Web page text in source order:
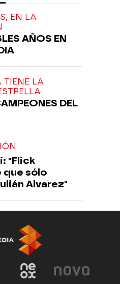
EN LA
AÑOS EN
TIENE LA
DEL
"Flick
sólo
Alvarez"